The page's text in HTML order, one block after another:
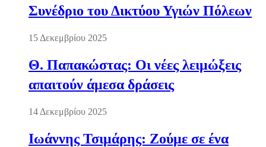
Συνέδριο του Δικτύου Υγιών Πόλεων
15 Δεκεμβρίου 2025
Θ. Παπακώστας: Οι νέες λειμώξεις
απαιτούν άμεσα δράσεις
14 Δεκεμβρίου 2025
Ιωάννης Τσιμάρης: Ζούμε σε ένα